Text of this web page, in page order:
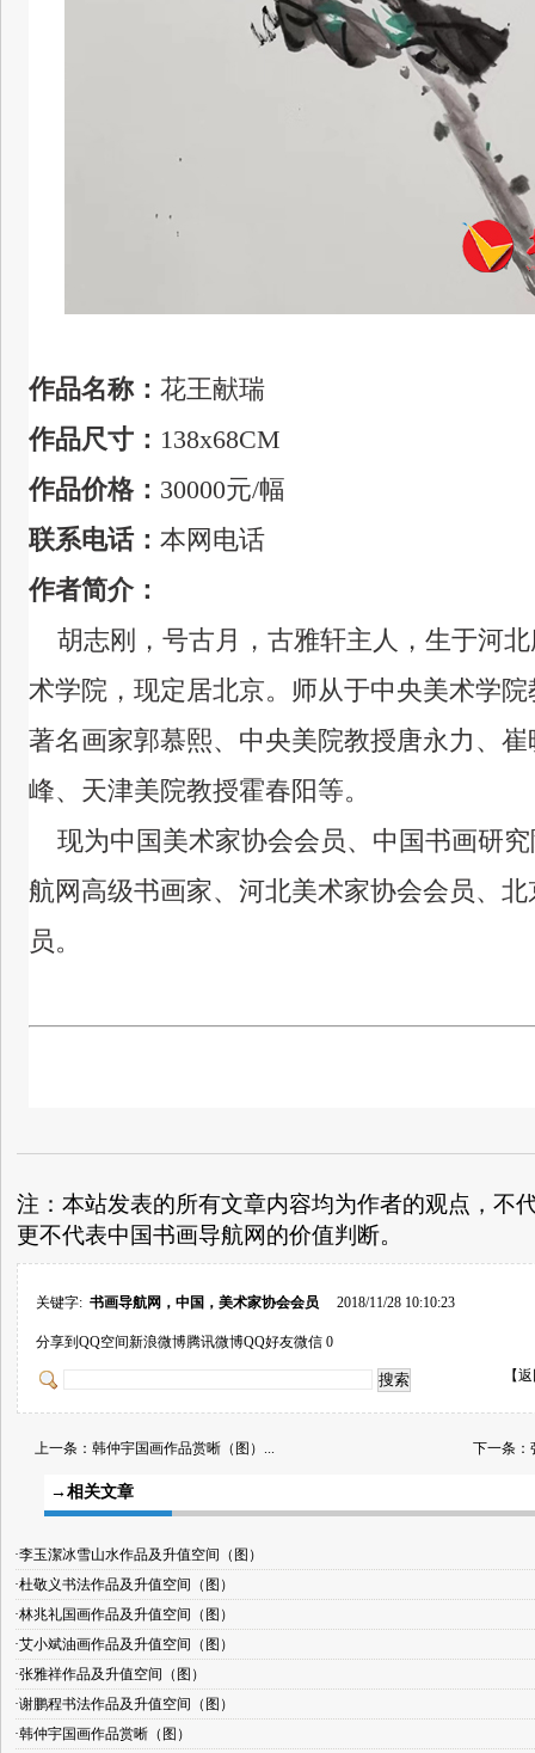
作品名称： 花王献瑞
作品尺寸： 138x68CM
作品价格： 30000元/幅
联系电话： 本网电话
作者简介：
胡志刚，号古月，古雅轩主人，生于河
术学院，现定居北京。 师从于中央美术学
著名画家郭慕熙、中央美院教授唐永力、
峰、天津美院教授霍春阳等。
现为中国美术家协会会员、中国书画研
航网高级书画家、河北美术家协会会员、
员。
注：本站发表的所有文章内容均为作者的观点，不
更不代表中国书画导航网的价值判断。
关键字: 书画导航网，中国，美术家协会会员 2018/11/28 10:10:23
分享到 QQ空间新浪微博腾讯微博QQ好友微信 0
【
上一条： 韩仲宇国画作品赏晰（图）... 下一条：
→相关文章
·李玉潔冰雪山水作品及升值空间（图）
·杜敬义书法作品及升值空间（图）
·林兆礼国画作品及升值空间（图）
·艾小斌油画作品及升值空间（图）
·张雅祥作品及升值空间（图）
·谢鹏程书法作品及升值空间（图）
·韩仲宇国画作品赏晰（图）